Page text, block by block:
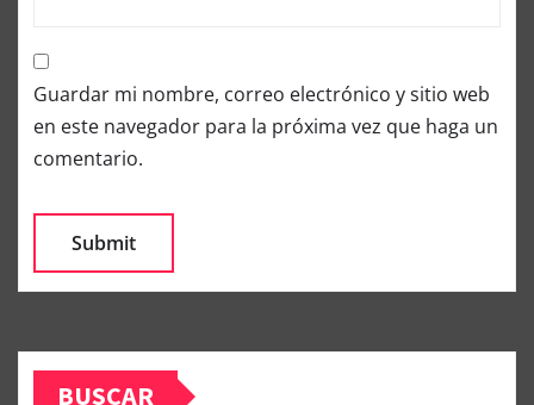
Guardar mi nombre, correo electrónico y sitio web
en este navegador para la próxima vez que haga un
comentario.
BUSCAR